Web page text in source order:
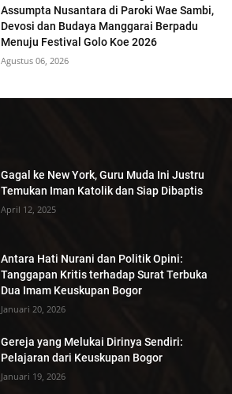
Assumpta Nusantara di Paroki Wae Sambi,
Devosi dan Budaya Manggarai Berpadu
Menuju Festival Golo Koe 2026
Agustus 06, 2026
Gagal ke New York, Guru Muda Ini Justru
Temukan Iman Katolik dan Siap Dibaptis
April 12, 2025
Antara Hati Nurani dan Politik Opini:
Tanggapan Kritis terhadap Surat Terbuka
Dua Imam Keuskupan Bogor
Januari 20, 2026
Gereja yang Melukai Dirinya Sendiri:
Pelajaran dari Keuskupan Bogor
Januari 19, 2026